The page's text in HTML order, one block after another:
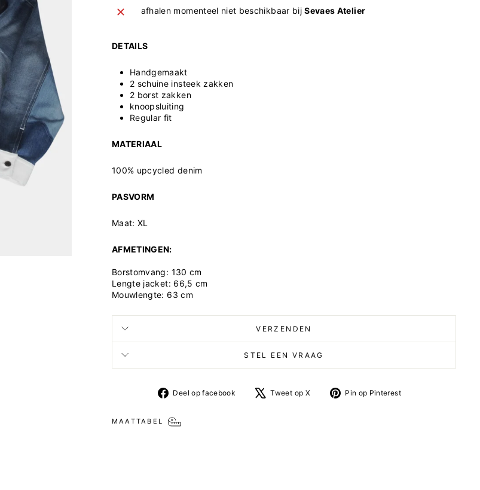
afhalen momenteel niet beschikbaar bijSevaes Atelier
DETAILS
Handgemaakt
2 schuine insteek zakken
2 borst zakken
knoopsluiting
Regular fit
MATERIAAL
100% upcycled denim
PASVORM
Maat: XL
AFMETINGEN:
Borstomvang: 130 cm
Lengte jacket: 66,5 cm
Mouwlengte: 63 cm
VERZENDEN
STEL EEN VRAAG
Deel op facebook
Deel
Tweet op X
Tweet Pin op Pinterest
MAATTABEL